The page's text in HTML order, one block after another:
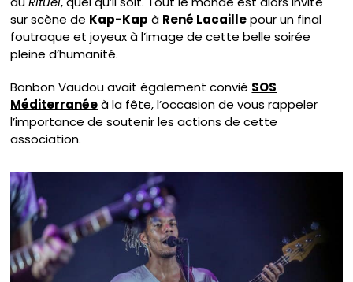
sur scène de Kap-Kap à René Lacaillepour un final
foutraque et joyeux à l’image de cette belle soirée
pleine d’humanité.
Bonbon Vaudou avait également convié SOS
Méditerranéeà la fête, l’occasion de vous rappeler
l’importance de soutenir les actions de cette
association.